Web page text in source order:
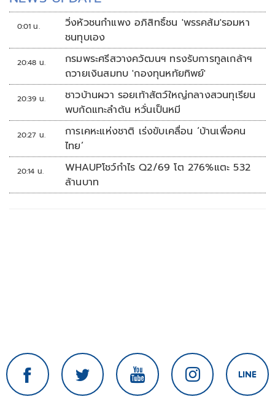
0:01 น.
วิ่งหัวชนกำแพง อภิสิทธิ์ชน 'พรรคส้ม'รอมหา
ชนทุบเอง
20:48 น.
กรมพระศรีสวางควัฒนฯ ทรงรับการทูลเกล้าฯ
ถวายเงินสมทบ 'กองทุนหทัยทิพย์'
20:39 น.
ชาวบ้านผวา รอยเท้าสัตว์ใหญ่กลางสวนทุเรียน
พบกัดแทะลำต้น หวั่นเป็นหมี
20:27 น.
การเคหะแห่งชาติ เร่งขับเคลื่อน ‘บ้านเพื่อคน
ไทย’
20:14 น.
WHAUPโชว์กำไร Q2/69 โต 276%แตะ 532
ล้านบาท